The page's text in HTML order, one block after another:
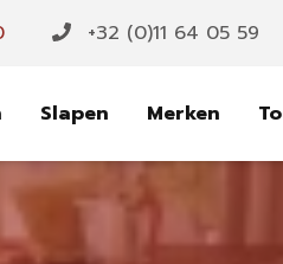
+32 (0)11 64 05 59
Slapen Merken